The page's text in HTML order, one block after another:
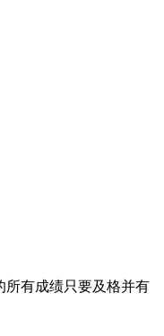
所有成绩只要及格并有